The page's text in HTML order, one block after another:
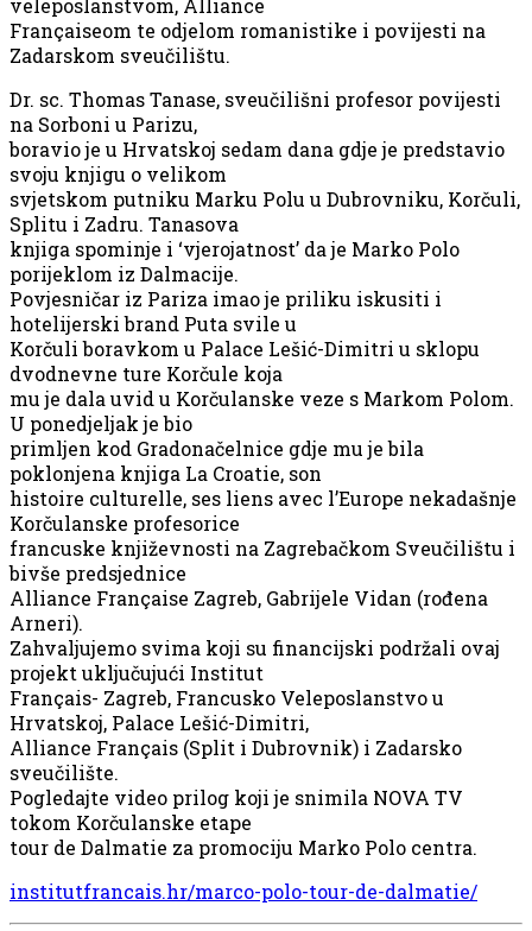
veleposlanstvom, Alliance
Françaiseom te odjelom romanistike i povijesti na
Zadarskom sveučilištu.
Dr. sc. Thomas Tanase, sveučilišni profesor povijesti
na Sorboni u Parizu,
boravio je u Hrvatskoj sedam dana gdje je predstavio
svoju knjigu o velikom
svjetskom putniku Marku Polu u Dubrovniku, Korčuli,
Splitu i Zadru. Tanasova
knjiga spominje i ‘vjerojatnost’ da je Marko Polo
porijeklom iz Dalmacije.
Povjesničar iz Pariza imao je priliku iskusiti i
hotelijerski brand Puta svile u
Korčuli boravkom u Palace Lešić-Dimitri u sklopu
dvodnevne ture Korčule koja
mu je dala uvid u Korčulanske veze s Markom Polom.
U ponedjeljak je bio
primljen kod Gradonačelnice gdje mu je bila
poklonjena knjiga La Croatie, son
histoire culturelle, ses liens avec l’Europe nekadašnje
Korčulanske profesorice
francuske književnosti na Zagrebačkom Sveučilištu i
bivše predsjednice
Alliance Française Zagreb, Gabrijele Vidan (rođena
Arneri).
Zahvaljujemo svima koji su financijski podržali ovaj
projekt uključujući Institut
Français- Zagreb, Francusko Veleposlanstvo u
Hrvatskoj, Palace Lešić-Dimitri,
Alliance Français (Split i Dubrovnik) i Zadarsko
sveučilište.
Pogledajte video prilog koji je snimila NOVA TV
tokom Korčulanske etape
tour de Dalmatie za promociju Marko Polo centra.
institutfrancais.hr/marco-polo-tour-de-dalmatie/